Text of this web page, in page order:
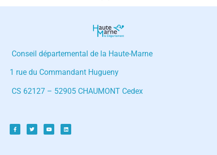
Conseil départemental de la Haute-Marne
1 rue du Commandant Hugueny
CS 62127 – 52905 CHAUMONT Cedex